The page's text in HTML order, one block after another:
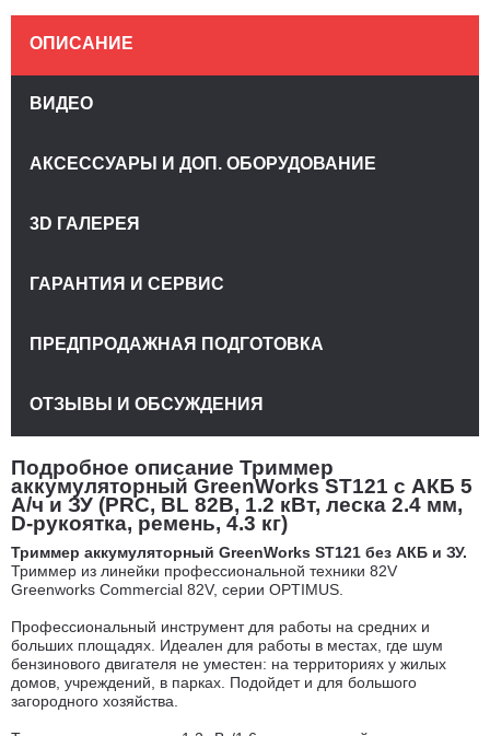
Подробное описание Триммер
аккумуляторный GreenWorks ST121 с АКБ 5
А/ч и ЗУ (PRC, BL 82В, 1.2 кВт, леска 2.4 мм,
D-рукоятка, ремень, 4.3 кг)
Триммер аккумуляторный GreenWorks ST121 без АКБ и ЗУ.
Триммер из линейки профессиональной техники 82V
Greenworks Commercial 82V, серии OPTIMUS.
Профессиональный инструмент для работы на средних и
больших площадях. Идеален для работы в местах, где шум
бензинового двигателя не уместен: на территориях у жилых
домов, учреждений, в парках. Подойдет и для большого
загородного хозяйства.
ОПИСАНИЕ
ВИДЕО
АКСЕССУАРЫ И ДОП. ОБОРУДОВАНИЕ
3D ГАЛЕРЕЯ
ГАРАНТИЯ И СЕРВИС
ПРЕДПРОДАЖНАЯ ПОДГОТОВКА
ОТЗЫВЫ И ОБСУЖДЕНИЯ